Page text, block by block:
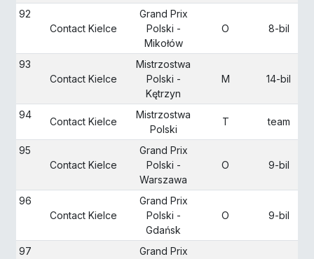
92
Contact Kielce
Grand Prix
Polski -
Mikołów
O 8-bil
93
Contact Kielce
Mistrzostwa
Polski -
Kętrzyn
M 14-bil
94
Contact Kielce
Mistrzostwa
Polski
T team
95
Contact Kielce
Grand Prix
Polski -
Warszawa
O 9-bil
96
Contact Kielce
Grand Prix
Polski -
Gdańsk
O 9-bil
97
Grand Prix